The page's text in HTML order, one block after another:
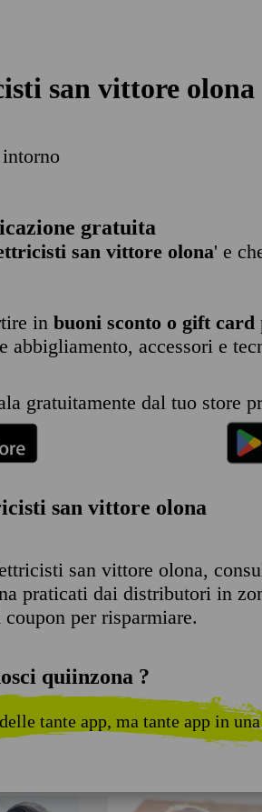
san vittore olona
gratuita
san vittore olona' e
in buoni sconto o gift card
abbigliamento, accessori e
gratuitamente dal tuo store
san vittore olona
san vittore olona,
praticati dai distributori in
coupon per risparmiare.
quiinzona ?
tante app, ma tante app in